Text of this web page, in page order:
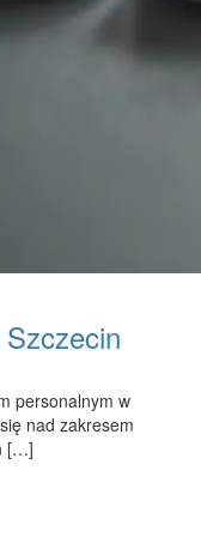
personalnym w
nad zakresem
[…]